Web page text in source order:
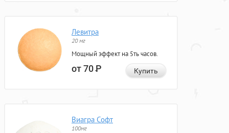
Левитра
20 мг
Мощный эффект на 5ть часов.
от 70Р Купить
Виагра Софт
100мг